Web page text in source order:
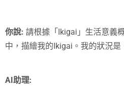
你說: 請根據「Ikigai」生活意義
中，描繪我的Ikigai。我的狀況是
AI助理: